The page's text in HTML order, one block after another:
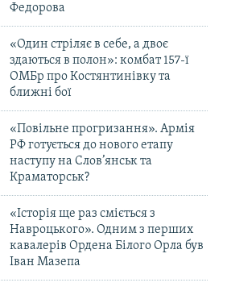
Федорова
«Один стріляє в себе, а двоє
здаються в полон»: комбат 157-ї
ОМБр про Костянтинівку та
ближні бої
«Повільне прогризання». Армія
РФ готується до нового етапу
наступу на Слов’янськ та
Краматорськ?
«Історія ще раз сміється з
Навроцького». Одним з перших
кавалерів Ордена Білого Орла був
Іван Мазепа